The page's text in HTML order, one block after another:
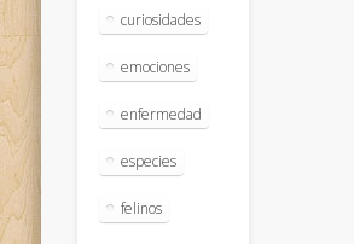
curiosidades
emociones
enfermedad
especies
felinos